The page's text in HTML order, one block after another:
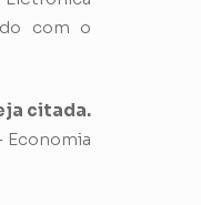
com o
citada.
Economia